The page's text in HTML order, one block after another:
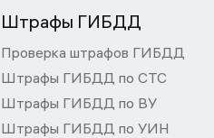
Штрафы ГИБДД
Проверка штрафов ГИБДД
Штрафы ГИБДД по СТС
Штрафы ГИБДД по ВУ
Штрафы ГИБДД по УИН